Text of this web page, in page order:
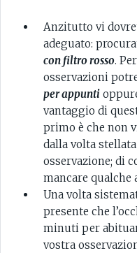
Anzitutto vi
adeguato:
con filtro rosso.
osservazioni
per appunti
vantaggio di
primo è che non
dalla volta
osservazione; di
mancare qualche
Una volta
presente che
minuti per
vostra